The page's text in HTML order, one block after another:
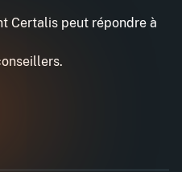
Certalis peut répondre à